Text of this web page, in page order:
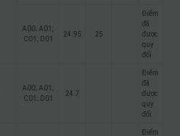
A00; A01;
C01; D01
24.95 25
Điểm
đã
được
quy
đổi
A00; A01;
C01; D01
24.7
Điểm
đã
được
quy
đổi
Điểm